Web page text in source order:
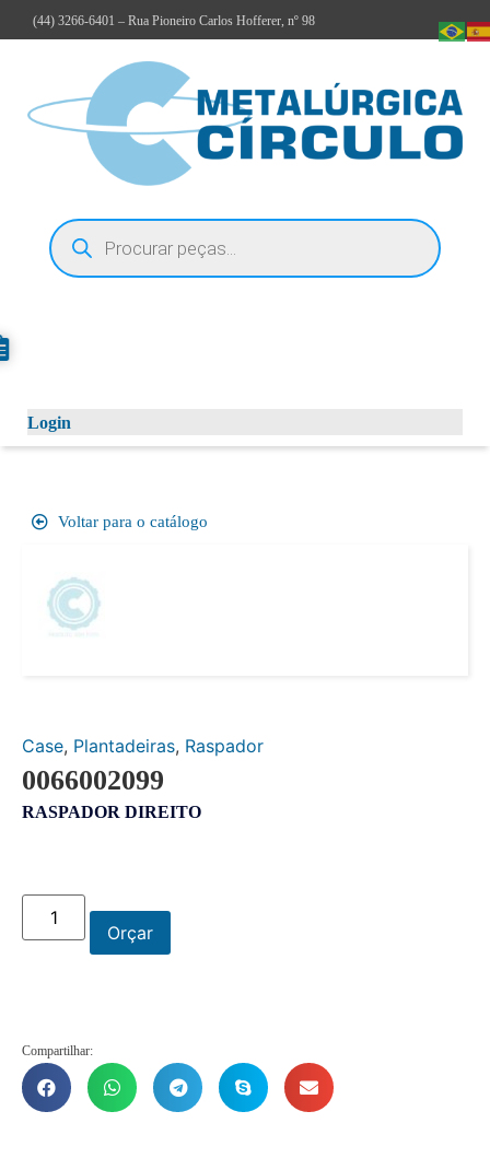
(44) 3266-6401 – Rua Pioneiro Carlos Hofferer, nº 98
Login
Voltar para o catálogo
Case, Plantadeiras, Raspador
0066002099
RASPADOR DIREITO
Orçar
Compartilhar: